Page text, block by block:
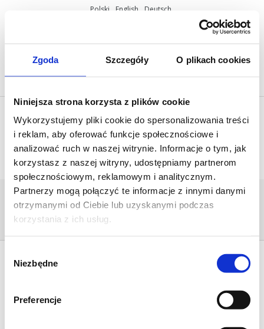
Zgoda Szczegóły O plikach cookies
Niniejsza strona korzysta z plików cookie
Wykorzystujemy pliki cookie do spersonalizowania treści
i reklam, aby oferować funkcje społecznościowe i
analizować ruch w naszej witrynie. Informacje o tym, jak
korzystasz z naszej witryny, udostępniamy partnerom
społecznościowym, reklamowym i analitycznym.
Partnerzy mogą połączyć te informacje z innymi danymi
otrzymanymi od Ciebie lub uzyskanymi podczas
korzystania z ich usług.
zgody
Niezbędne
Preferencje
Polski English Deutsch
+48 61 825 81 11
info@mobilus.pl
MOBILUS_PILOTY-KOPIA
Home/[:pl]Produkty - Mobilus[:en]Mobilus ­-
Products[:de]Produkte - Mobilus[:]
mobilus_piloty-kopia